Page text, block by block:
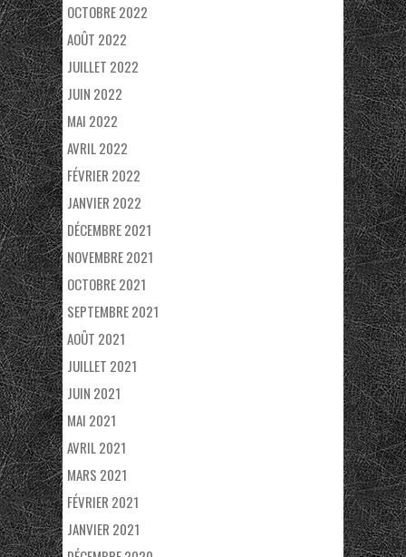
OCTOBRE 2022
AOÛT 2022
JUILLET 2022
JUIN 2022
MAI 2022
AVRIL 2022
FÉVRIER 2022
JANVIER 2022
DÉCEMBRE 2021
NOVEMBRE 2021
OCTOBRE 2021
SEPTEMBRE 2021
AOÛT 2021
JUILLET 2021
JUIN 2021
MAI 2021
AVRIL 2021
MARS 2021
FÉVRIER 2021
JANVIER 2021